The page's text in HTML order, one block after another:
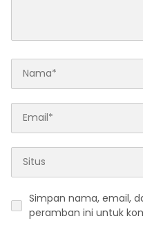
Simpan nama, email,
peramban ini untuk